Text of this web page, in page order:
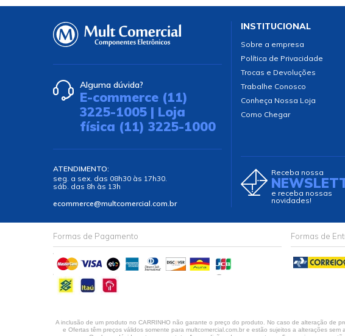
Alguma dúvida?
E-commerce (11)
3225-1005 | Loja
física (11) 3225-1000
ATENDIMENTO:
seg. a sex. das 08h30 às 17h30.
sáb. das 8h às 13h
ecommerce@multcomercial.com.br
INSTITUCIONAL
Sobre a empresa
Política de Privacidade
Trocas e Devoluções
Trabalhe Conosco
Conheça Nossa Loja
Como Chegar
Receba nossa
e receba nossas
novidades!
Formas de Pagamento Formas de
A inclusão de um produto no CARRINHO não garante o preço do produto. No caso de alteração de
e Ofertas têm preços válidos somente para multcomercial.com.br e estão sujeitos a alterações